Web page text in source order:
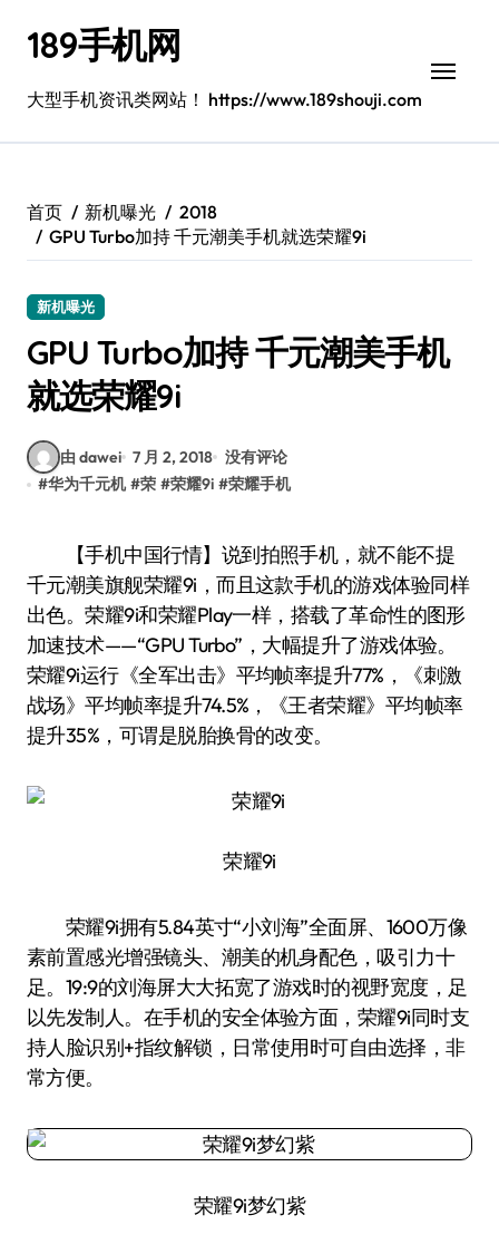
189手机网
大型手机资讯类网站！ https://www.189shouji.com
首页 新机曝光
2018
GPU Turbo加持 千元潮美手机就选荣耀9i
新机曝光
GPU Turbo加持 千元潮美手机
就选荣耀9i
由 dawei 7 月 2, 2018 没有评论
#华为千元机 #荣 #荣耀9i #荣耀手机
【手机中国行情】说到拍照手机，就不能不提
千元潮美旗舰荣耀9i，而且这款手机的游戏体验同样
出色。荣耀9i和荣耀Play一样，搭载了革命性的图形
加速技术——“GPU Turbo”，大幅提升了游戏体验。
荣耀9i运行《全军出击》平均帧率提升77%，《刺激
战场》平均帧率提升74.5%，《王者荣耀》平均帧率
提升35%，可谓是脱胎换骨的改变。
荣耀9i
荣耀9i拥有5.84英寸“小刘海”全面屏、1600万像
素前置感光增强镜头、潮美的机身配色，吸引力十
足。19:9的刘海屏大大拓宽了游戏时的视野宽度，足
以先发制人。在手机的安全体验方面，荣耀9i同时支
持人脸识别+指纹解锁，日常使用时可自由选择，非
常方便。
荣耀9i梦幻紫